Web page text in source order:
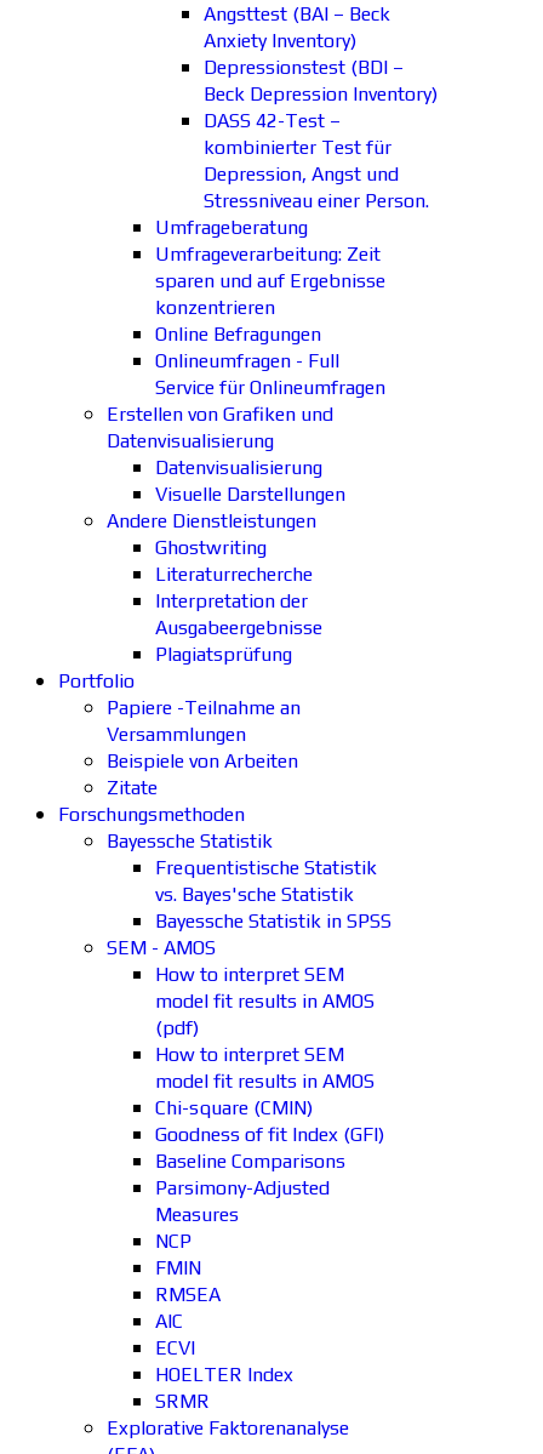
Angsttest (BAI – Beck
Anxiety Inventory)
Depressionstest (BDI –
Beck Depression Inventory)
DASS 42-Test –
kombinierter Test für
Depression, Angst und
Stressniveau einer Person.
Umfrageberatung
Umfrageverarbeitung: Zeit
sparen und auf Ergebnisse
konzentrieren
Online Befragungen
Onlineumfragen - Full
Service für Onlineumfragen
Erstellen von Grafiken und
Datenvisualisierung
Datenvisualisierung
Visuelle Darstellungen
Andere Dienstleistungen
Ghostwriting
Literaturrecherche
Interpretation der
Ausgabeergebnisse
Plagiatsprüfung
Portfolio
Papiere -Teilnahme an
Versammlungen
Beispiele von Arbeiten
Zitate
Forschungsmethoden
Bayessche Statistik
Frequentistische Statistik
vs. Bayes'sche Statistik
Bayessche Statistik in SPSS
SEM - AMOS
How to interpret SEM
model fit results in AMOS
(pdf)
How to interpret SEM
model fit results in AMOS
Chi-square (CMIN)
Goodness of fit Index (GFI)
Baseline Comparisons
Parsimony-Adjusted
Measures
NCP
FMIN
RMSEA
AIC
ECVI
HOELTER Index
SRMR
Explorative Faktorenanalyse